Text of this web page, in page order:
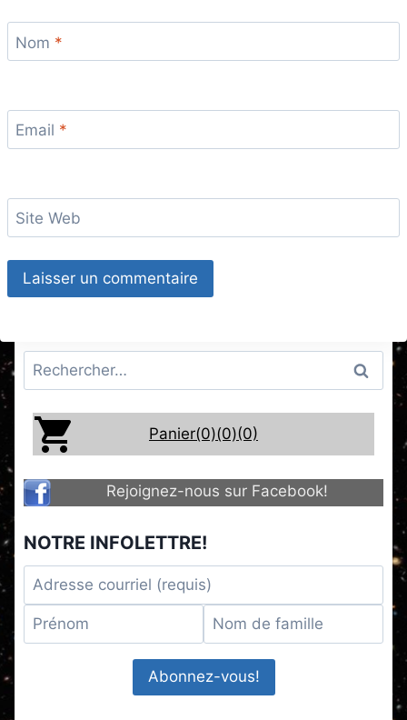
Nom *
Email *
Site Web
Rechercher :
Panier(0)(0)(0)
Rejoignez-nous sur Facebook!
NOTRE INFOLETTRE!